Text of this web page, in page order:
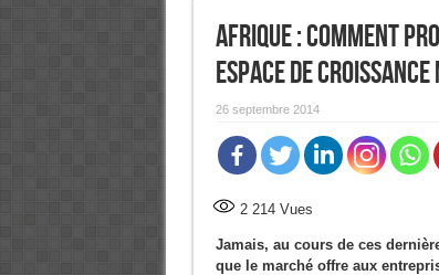
Afrique : Comment
espace de croissance
26 septembre 2014
2 214Vues
Jamais, au cours de ces
que le marché offre aux